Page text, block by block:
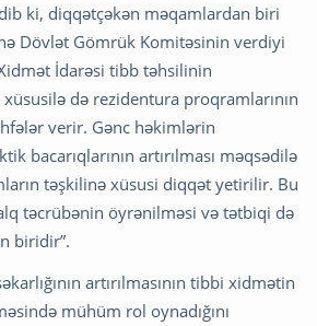
ki, diqqətçəkən məqamlardan biri
Dövlət Gömrük Komitəsinin verdiyi
İdarəsi tibb təhsilinin
də rezidentura proqramlarının
verir. Gənc həkimlərin
bacarıqlarının artırılması məqsədilə
təşkilinə xüsusi diqqət yetirilir. Bu
təcrübənin öyrənilməsi və tətbiqi də
biridir”.
artırılmasının tibbi xidmətin
mühüm rol oynadığını